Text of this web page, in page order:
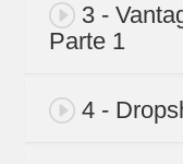
3 -
Parte 1
4 -